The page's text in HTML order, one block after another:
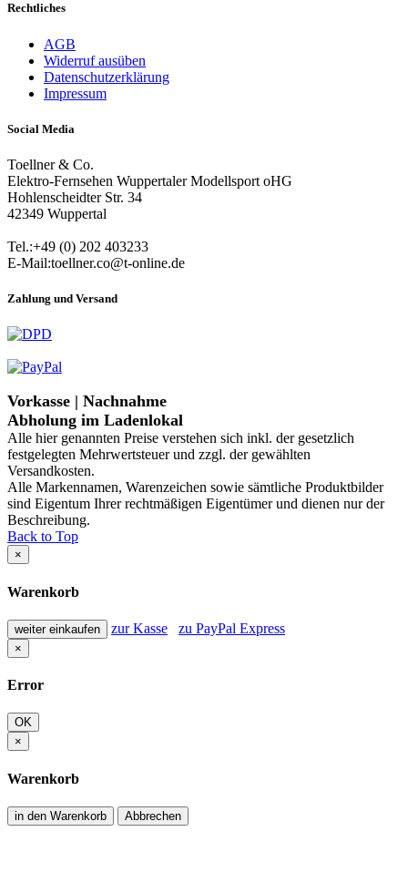
Rechtliches
AGB
Widerruf ausüben
Datenschutzerklärung
Impressum
Social Media
Toellner & Co.
Elektro-Fernsehen Wuppertaler Modellsport oHG
Hohlenscheidter Str. 34
42349 Wuppertal
Tel.:+49 (0) 202 403233
E-Mail:toellner.co@t-online.de
Zahlung und Versand
Vorkasse | Nachnahme
Abholung im Ladenlokal
Alle hier genannten Preise verstehen sich inkl. der gesetzlich
festgelegten Mehrwertsteuer und zzgl. der gewählten
Versandkosten.
Alle Markennamen, Warenzeichen sowie sämtliche Produktbilder
sind Eigentum Ihrer rechtmäßigen Eigentümer und dienen nur der
Beschreibung.
Back to Top
×
Warenkorb
weiter einkaufen zur Kasse zu PayPal Express
×
Error
OK
×
Warenkorb
in den Warenkorb Abbrechen